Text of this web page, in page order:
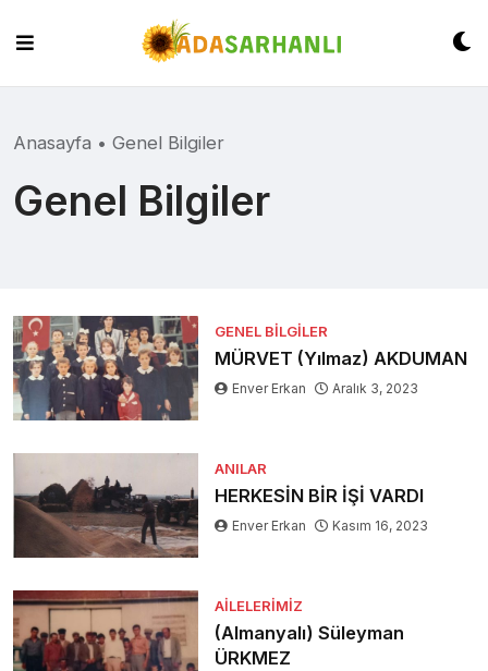
content
Anasayfa • Genel Bilgiler
Genel Bilgiler
GENEL BILGILER
MÜRVET (Yılmaz) AKDUMAN
Enver Erkan Aralık 3, 2023
ANILAR
HERKESİN BİR İŞİ VARDI
Enver Erkan Kasım 16, 2023
AILELERIMIZ
(Almanyalı) Süleyman
ÜRKMEZ